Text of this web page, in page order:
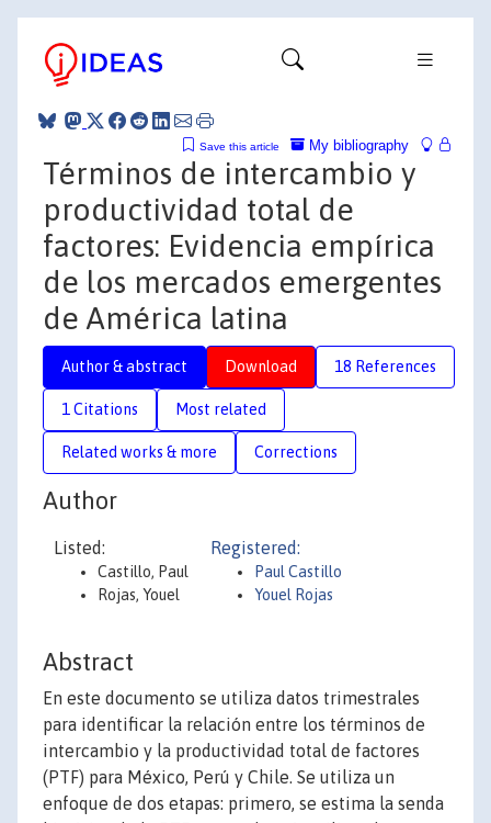
My bibliography
Save this article
Términos de intercambio y
productividad total de
factores: Evidencia empírica
de los mercados emergentes
de América latina
Author & abstract Download 18 References
1 Citations Most related
Related works & more Corrections
Author
Listed:
Castillo, Paul
Rojas, Youel
Registered:
Paul Castillo
Youel Rojas
Abstract
En este documento se utiliza datos trimestrales
para identificar la relación entre los términos de
intercambio y la productividad total de factores
(PTF) para México, Perú y Chile. Se utiliza un
enfoque de dos etapas: primero, se estima la senda